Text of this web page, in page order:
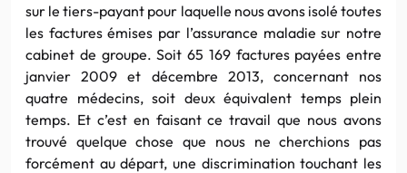
sur le tiers-payant pour laquelle nous avons isolé toutes
les factures émises par l’assurance maladie sur notre
cabinet de groupe. Soit 65 169 factures payées entre
janvier 2009 et décembre 2013, concernant nos
quatre médecins, soit deux équivalent temps plein
temps. Et c’est en faisant ce travail que nous avons
trouvé quelque chose que nous ne cherchions pas
forcément au départ, une discrimination touchant les